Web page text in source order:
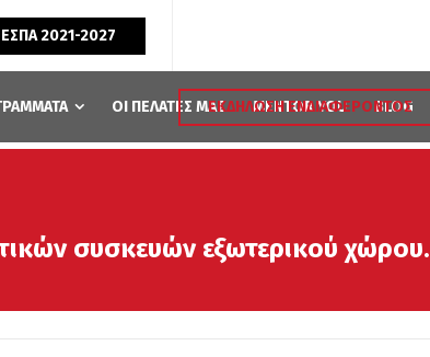
ΕΣΠΑ 2021-2027
ΕΚΔΗΛΩΣΗ ΕΝΔΙΑΦΕΡΟΝΤΟΣ
ΟΙ ΠΕΛΑΤΕΣ ΜΑΣ MENTOR YOU BLOG
συσκευών εξωτερικού χώρου.